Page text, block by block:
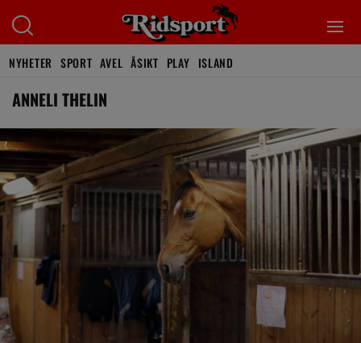
NYHETER SPORT AVEL ÅSIKT PLAY ISLAND
ANNELI THELIN